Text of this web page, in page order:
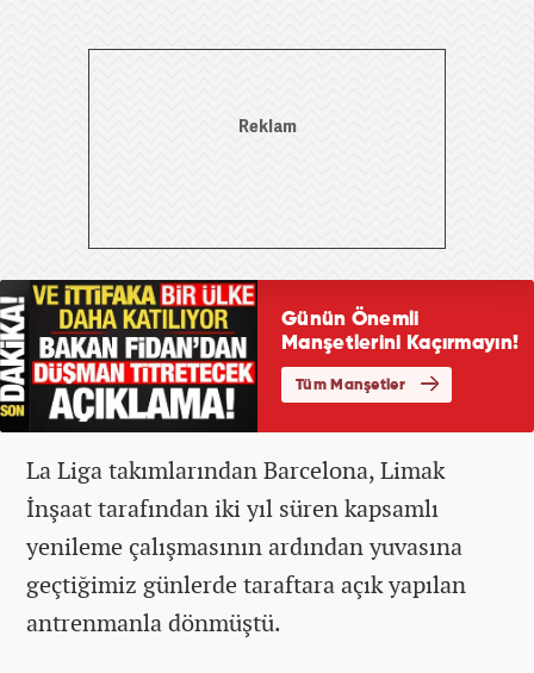
La Liga takımlarından Barcelona, Limak
İnşaat tarafından iki yıl süren kapsamlı
yenileme çalışmasının ardından yuvasına
geçtiğimiz günlerde taraftara açık yapılan
antrenmanla dönmüştü.